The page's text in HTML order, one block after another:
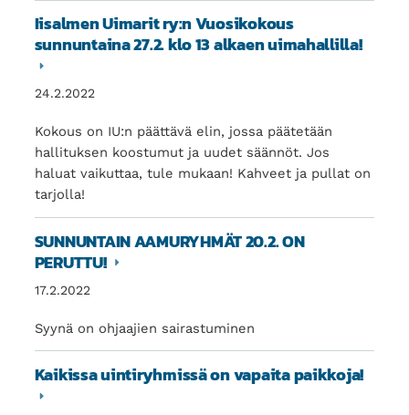
Iisalmen Uimarit ry:n Vuosikokous
sunnuntaina 27.2. klo 13 alkaen uimahallilla!
24.2.2022
Kokous on IU:n päättävä elin, jossa päätetään
hallituksen koostumut ja uudet säännöt. Jos
haluat vaikuttaa, tule mukaan! Kahveet ja pullat on
tarjolla!
SUNNUNTAIN AAMURYHMÄT 20.2. ON
PERUTTU!
17.2.2022
Syynä on ohjaajien sairastuminen
Kaikissa uintiryhmissä on vapaita paikkoja!